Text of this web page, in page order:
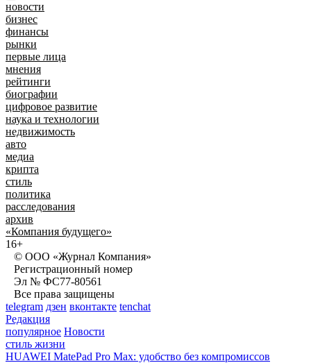
новости
бизнес
финансы
рынки
первые лица
мнения
рейтинги
биографии
цифровое развитие
наука и технологии
недвижимость
авто
медиа
крипта
стиль
политика
расследования
архив
«Компания будущего»
16+
© ООО «Журнал Компания»
Регистрационный номер
Эл № ФС77-80561
Все права защищены
telegram дзен вконтакте tenchat
Редакция
популярное Новости
стиль жизни
HUAWEI MatePad Pro Max: удобство без компромиссов